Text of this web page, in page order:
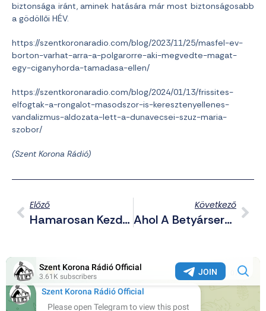
biztonsága iránt, aminek hatására már most biztonságosabb
a gödöllői HÉV.
https://szentkoronaradio.com/blog/2023/11/25/masfel-ev-
borton-varhat-arra-a-polgarorre-aki-megvedte-magat-
egy-ciganyhorda-tamadasa-ellen/
https://szentkoronaradio.com/blog/2024/01/13/frissites-
elfogtak-a-rongalot-masodszor-is-keresztenyellenes-
vandalizmus-aldozata-lett-a-dunavecsei-szuz-maria-
szobor/
(Szent Korona Rádió)
Előző
Hamarosan Kezdődik A Lomiháború
Következő
Ahol A Betyársereg Megjelenik, Ott Hirtelen Mindig Rend Lesz